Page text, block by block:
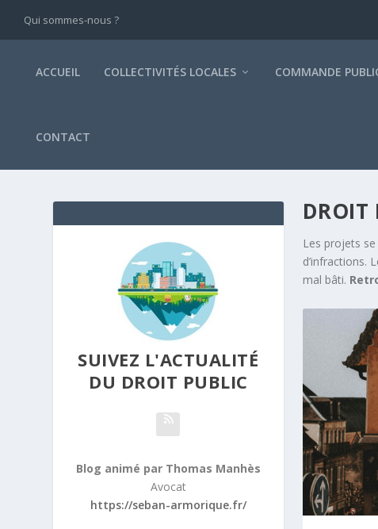
Qui sommes-nous ?
ACCUEIL COLLECTIVITÉS LOCALES COMMANDE
CONTACT
DROIT
Les projets
d’infractions.
mal bâti.
SUIVEZ L'ACTUALITÉ
DU DROIT PUBLIC
Blog animé par Thomas Manhès
Avocat
https://seban-armorique.fr/